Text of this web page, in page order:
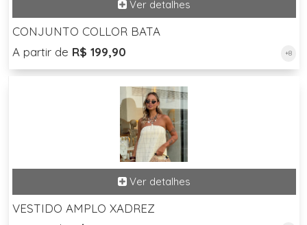
CONJUNTO COLLOR BATA
A partir de R$ 199,90 +8
VESTIDO AMPLO XADREZ